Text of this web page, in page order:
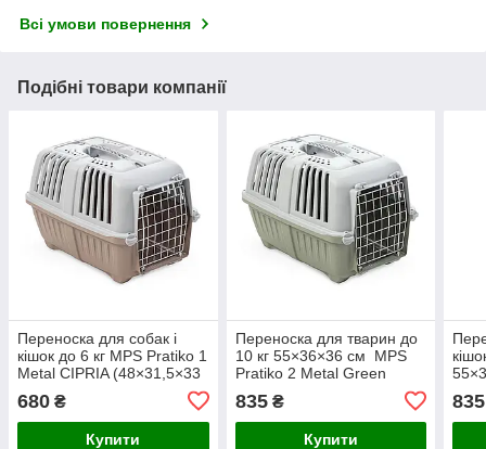
Всі умови повернення
Подібні товари компанії
Переноска для собак і
кішок до 6 кг MPS Pratiko 1
Metal CIPRIA (48×31,5×33
680 ₴
Купити
Переноска для тварин до
10 кг 55×36×36 см MPS
Pratiko 2 Metal Green
835₴
Купити
835